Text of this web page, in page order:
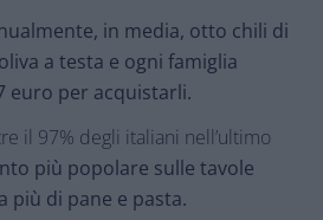
in media, otto chili di
a testa e ogni famiglia
euro per acquistarli.
il 97% degli italiani nell’ultimo
più popolare sulle tavole
più di pane e pasta.